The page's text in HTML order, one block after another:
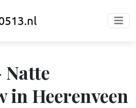
Natte
in Heerenveen